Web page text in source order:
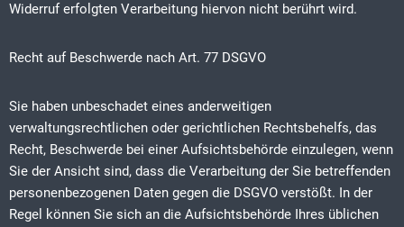
Widerruf erfolgten Verarbeitung hiervon nicht berührt wird.
Recht auf Beschwerde nach Art. 77 DSGVO
Sie haben unbeschadet eines anderweitigen
verwaltungsrechtlichen oder gerichtlichen Rechtsbehelfs, das
Recht, Beschwerde bei einer Aufsichtsbehörde einzulegen, wenn
Sie der Ansicht sind, dass die Verarbeitung der Sie betreffenden
personenbezogenen Daten gegen die DSGVO verstößt. In der
Regel können Sie sich an die Aufsichtsbehörde Ihres üblichen